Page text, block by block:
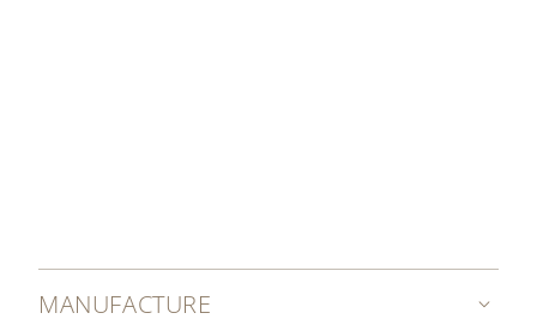
MANUFACTURE